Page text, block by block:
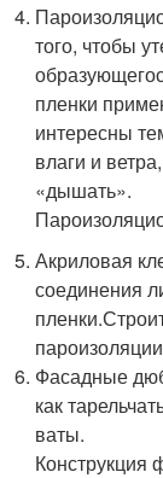
того, чтобы
пленки
интересны
влаги и
«дышать».
Акриловая
соединения
Фасадные
как
ваты.
Конструкция